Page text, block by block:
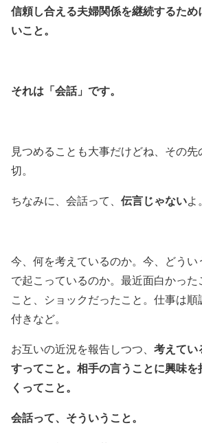
信頼し合える夫婦関係を継続するた
いこと。
それは 「会話」 です。
見つめることも大事だけどね、その
切。
ちなみに、会話って、 伝言じゃないよ。
今、何を考えているのか。今、どうい
で起こっているのか。最近面白かった
こと、ショックだったこと。仕事は
付きなど。
お互いの近況を報告しつつ、 考えてい
すってこと。相手の言うことに興味
くってこと。
会話って、そういうこと。